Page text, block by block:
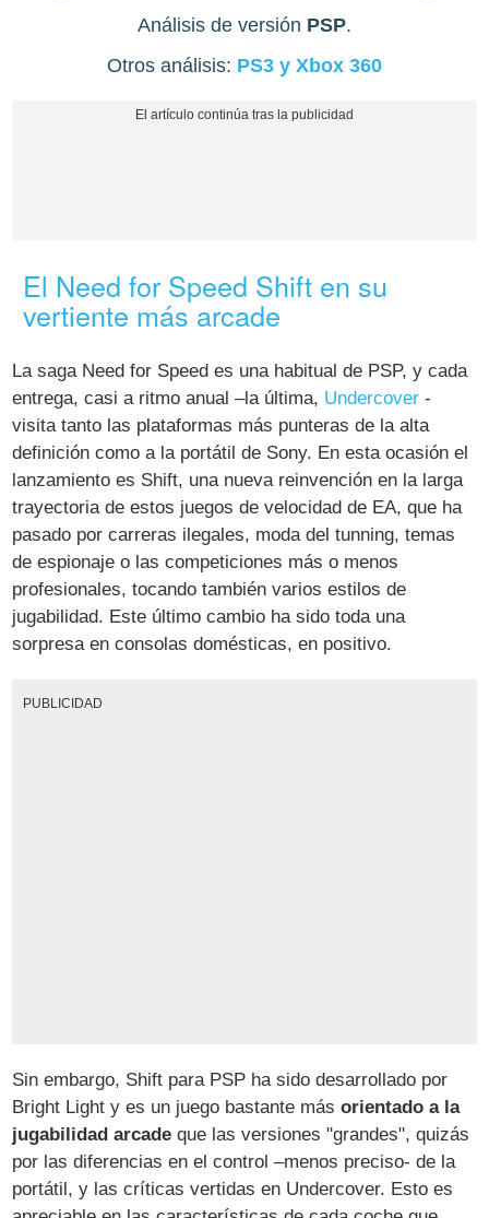
Análisis de versión PSP.
Otros análisis: PS3 y Xbox 360
El Need for Speed Shift en su
vertiente más arcade
La saga Need for Speed es una habitual de PSP, y cada
entrega, casi a ritmo anual –la última, Undercover -
visita tanto las plataformas más punteras de la alta
definición como a la portátil de Sony. En esta ocasión el
lanzamiento es Shift, una nueva reinvención en la larga
trayectoria de estos juegos de velocidad de EA, que ha
pasado por carreras ilegales, moda del tunning, temas
de espionaje o las competiciones más o menos
profesionales, tocando también varios estilos de
jugabilidad. Este último cambio ha sido toda una
sorpresa en consolas domésticas, en positivo.
PUBLICIDAD
Sin embargo, Shift para PSP ha sido desarrollado por
Bright Light y es un juego bastante másorientado a la
jugabilidad arcade que las versiones "grandes", quizás
por las diferencias en el control –menos preciso- de la
portátil, y las críticas vertidas en Undercover. Esto es